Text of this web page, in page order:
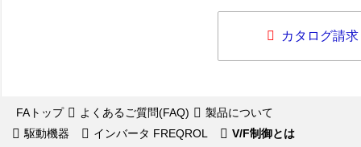
カタログ請求
FAトップ よくあるご質問(FAQ)
製品について
駆動機器
インバータ FREQROL V/F制御とは